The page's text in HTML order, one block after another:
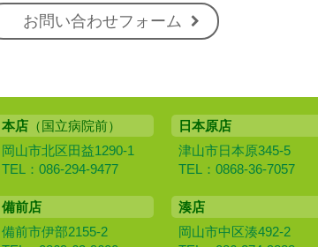
お問い合わせフォーム
本店 （国立病院前）
岡山市北区田益1290-1
TEL：086-294-9477
日本原店
津山市日本原345-5
TEL：0868-36-7057
備前店
備前市伊部2155-2
湊店
岡山市中区湊492-2